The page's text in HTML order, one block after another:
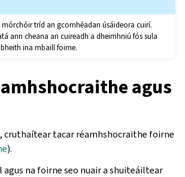
tríd an gcomhéadan úsáideora cuirí.
ann cheana an cuireadh a dheimhniú fós sula
ina mbaill foirne.
agus
cruthaítear tacar réamhshocraithe foirne
).
na foirne seo nuair a shuiteáiltear